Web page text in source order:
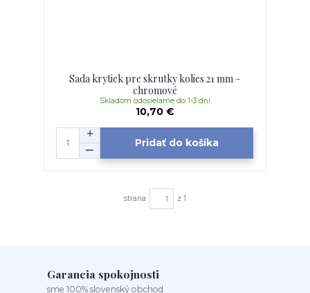
Sada krytiek pre skrutky kolies 21 mm –
chromové
10,70 €
Skladom odosielame do 1-3 dní
Pridať do košíka
strana z 1
Garancia spokojnosti
sme 100% slovenský obchod